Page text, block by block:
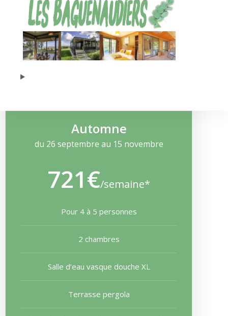
Voir la disponibilité
Automne
du 26 septembre au 15 novembre
721€/semaine*
Pour 4 à 5 personnes
2 chambres
Salle d’eau vasque douche XL
Terrasse pergola